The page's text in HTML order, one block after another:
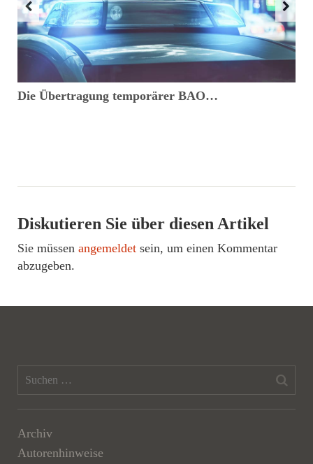
Die Übertragung temporärer BAO…
Diskutieren Sie über diesen Artikel
Sie müssen angemeldet sein, um einen Kommentar
abzugeben.
Archiv
Autorenhinweise